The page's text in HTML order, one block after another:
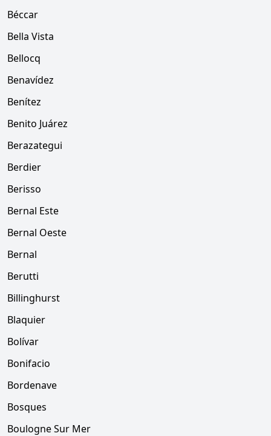
Béccar
Bella Vista
Bellocq
Benavídez
Benítez
Benito Juárez
Berazategui
Berdier
Berisso
Bernal Este
Bernal Oeste
Bernal
Berutti
Billinghurst
Blaquier
Bolívar
Bonifacio
Bordenave
Bosques
Boulogne Sur Mer